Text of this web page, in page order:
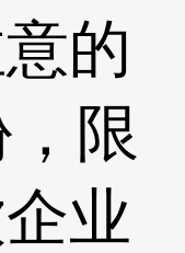
的
限
业